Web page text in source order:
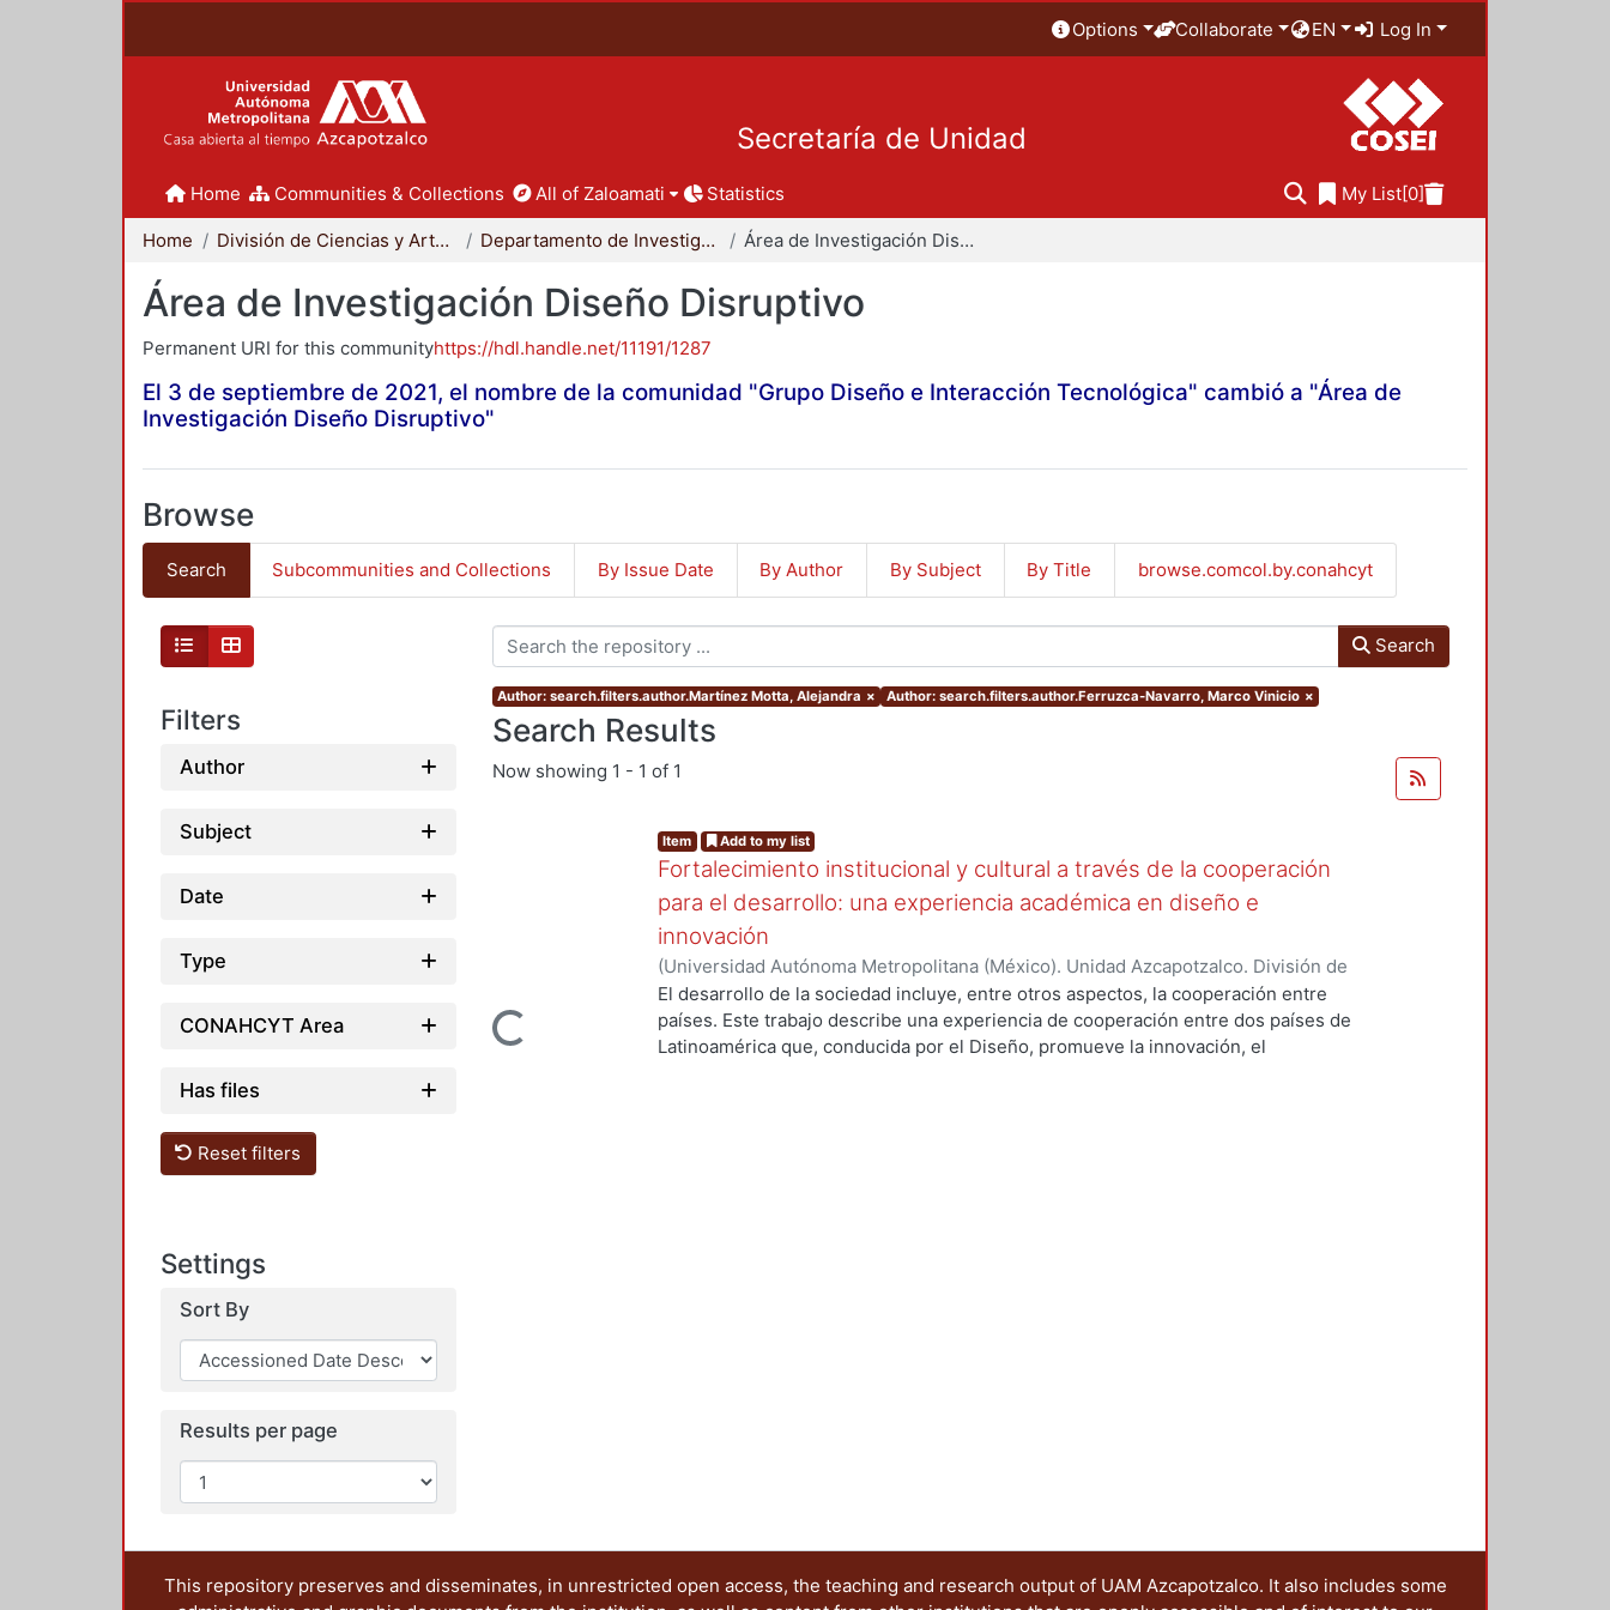
Options Collaborate EN Log In
Secretaría de Unidad
Home Communities & Collections All of Zaloamati Statistics My List[0]
Home División de Ciencias y Artes para el Diseño Departamento de Investigación y Conocimiento para el Diseño Área de Investigación Diseño Disruptivo
Área de Investigación Diseño Disruptivo
Permanent URI for this communityhttps://hdl.handle.net/11191/1287
El 3 de septiembre de 2021, el nombre de la comunidad "Grupo Diseño e Interacción Tecnológica" cambió a "Área de
Investigación Diseño Disruptivo"
Browse
Search Subcommunities and Collections By Issue Date By Author By Subject By Title browse.comcol.by.conahcyt
Filters
Author
Subject
Date
Type
CONAHCYT Area
Has files
Reset filters
Settings
Sort By
Results per page
Search
Author: search.filters.author.Martínez Motta, Alejandra × Author: search.filters.author.Ferruzca-Navarro, Marco Vinicio ×
Search Results
Now showing 1 - 1 of 1
Loading...
Item Add to my list
Fortalecimiento institucional y cultural a través de la cooperación
para el desarrollo: una experiencia académica en diseño e
innovación
(Universidad Autónoma Metropolitana (México). Unidad Azcapotzalco. División de
Ciencias y Artes para el Diseño.,2016-03-01)Ferruzca-Navarro, Marco Vinicio;
Martínez Motta, Alejandra
El desarrollo de la sociedad incluye, entre otros aspectos, la cooperación entre
países. Este trabajo describe una experiencia de cooperación entre dos países de
Latinoamérica que, conducida por el Diseño, promueve la innovación, el
This repository preserves and disseminates, in unrestricted open access, the teaching and research output of UAM Azcapotzalco. It also includes some